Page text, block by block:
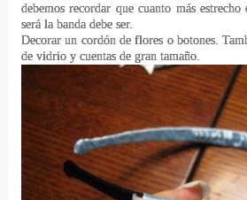
debemos recordar que cuanto más
será la banda debe ser.
Decorar un cordón de flores o botones.
de vidrio y cuentas de gran tamaño.